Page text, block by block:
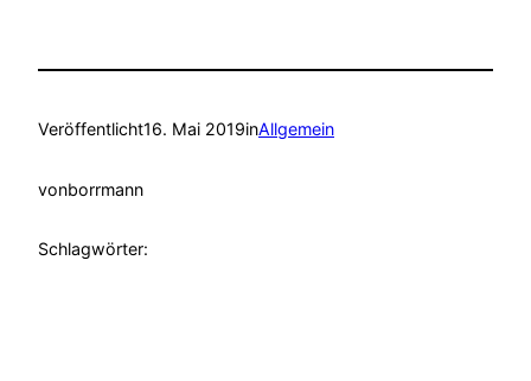
Veröffentlicht16. Mai 2019inAllgemein
vonborrmann
Schlagwörter: